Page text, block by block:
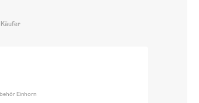
Einhorn